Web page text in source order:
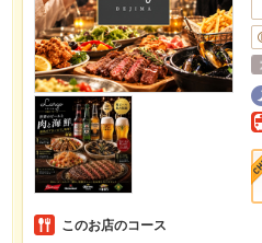
このお店のコース